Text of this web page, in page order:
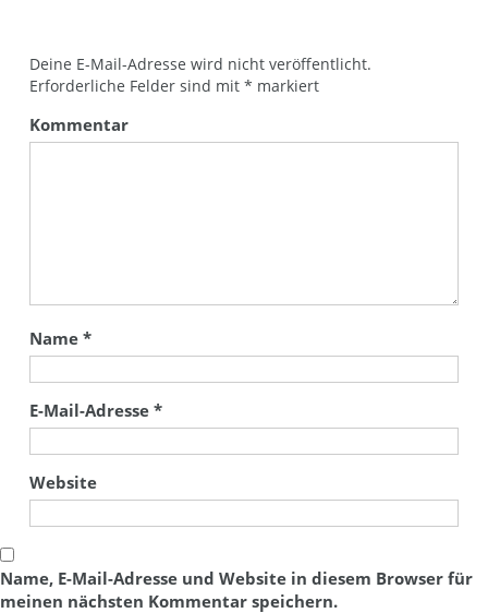
Deine E-Mail-Adresse wird nicht veröffentlicht.
Erforderliche Felder sind mit * markiert
Kommentar
Name *
E-Mail-Adresse *
Website
Name, E-Mail-Adresse und Website in diesem Browser für
meinen nächsten Kommentar speichern.